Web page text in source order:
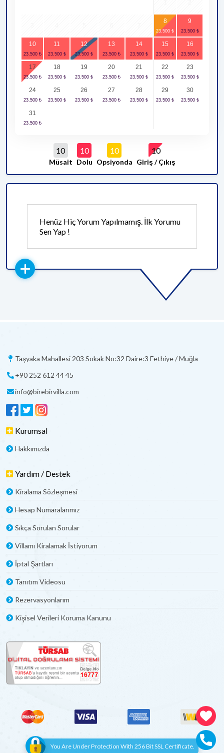
8 9
10 11 12 13 14 15 16
17 18 19 20 21 22 23
24 25 26 27 28 29 30
31
10
Müsait
10
Dolu
10
Opsiyonda
10
Giriş / Çıkış
Henüz Hiç Yorum Yapılmamış. İlk Yorumu
Sen Yap !
Taşyaka Mahallesi 203 Sokak No:32 Daire:3 Fethiye / Muğla
+90 252 612 44 45
info@birebirvilla.com
Kurumsal
Hakkımızda
Yardım / Destek
Kiralama Sözleşmesi
Hesap Numaralarımız
Sıkça Sorulan Sorular
Villamı Kiralamak İstiyorum
İptal Şartları
Tanıtım Videosu
Rezervasyonlarım
Kişisel Verileri Koruma Kanunu
You Are Under Protection With 256 Bit SSL Certificate.